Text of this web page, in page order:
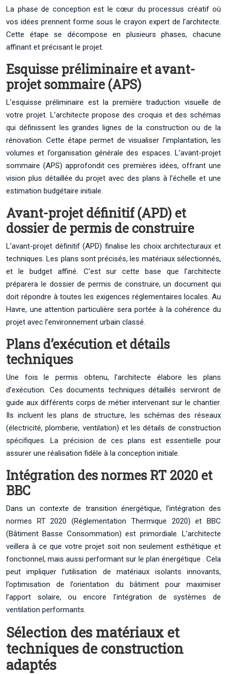
La phase de conception est le cœur du processus créatif où
vos idées prennent forme sous le crayon expert de l’architecte.
Cette étape se décompose en plusieurs phases, chacune
affinant et précisant le projet.
Esquisse préliminaire et avant-
projet sommaire (APS)
L’esquisse préliminaire est la première traduction visuelle de
votre projet. L’architecte propose des croquis et des schémas
qui définissent les grandes lignes de la construction ou de la
rénovation. Cette étape permet de visualiser l’implantation, les
volumes et l’organisation générale des espaces. L’avant-projet
sommaire (APS) approfondit ces premières idées, offrant une
vision plus détaillée du projet avec des plans à l’échelle et une
estimation budgétaire initiale.
Avant-projet définitif (APD) et
dossier de permis de construire
L’avant-projet définitif (APD) finalise les choix architecturaux et
techniques. Les plans sont précisés, les matériaux sélectionnés,
et le budget affiné. C’est sur cette base que l’architecte
préparera le dossier de permis de construire, un document qui
doit répondre à toutes les exigences réglementaires locales. Au
Havre, une attention particulière sera portée à la cohérence du
projet avec l’environnement urbain classé.
Plans d’exécution et détails
techniques
Une fois le permis obtenu, l’architecte élabore les plans
d’exécution. Ces documents techniques détaillés serviront de
guide aux différents corps de métier intervenant sur le chantier.
Ils incluent les plans de structure, les schémas des réseaux
(électricité, plomberie, ventilation) et les détails de construction
spécifiques. La précision de ces plans est essentielle pour
assurer une réalisation fidèle à la conception initiale.
Intégration des normes RT 2020 et
BBC
Dans un contexte de transition énergétique, l’intégration des
normes RT 2020 (Réglementation Thermique 2020) et BBC
(Bâtiment Basse Consommation) est primordiale. L’architecte
veillera à ce que votre projet soit non seulement esthétique et
fonctionnel, mais aussi performant sur le plan énergétique . Cela
peut impliquer l’utilisation de matériaux isolants innovants,
l’optimisation de l’orientation du bâtiment pour maximiser
l’apport solaire, ou encore l’intégration de systèmes de
ventilation performants.
Sélection des matériaux et
techniques de construction
adaptés